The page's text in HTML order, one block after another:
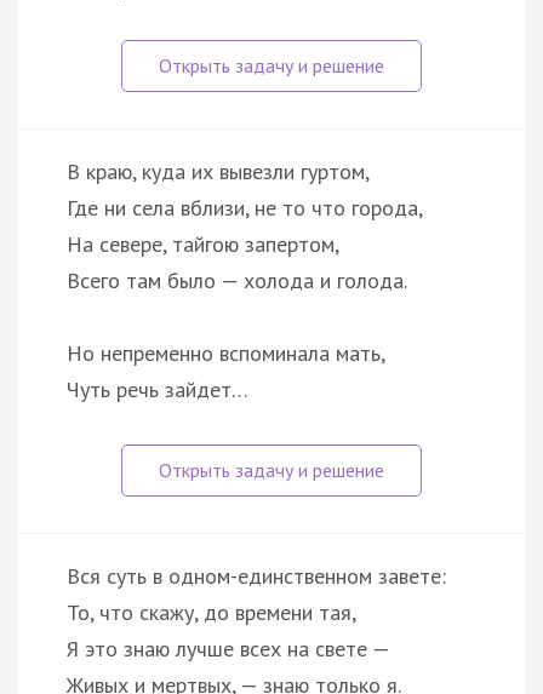
В краю, куда их вывезли гуртом,
Где ни села вблизи, не то что города,
На севере, тайгою запертом,
Всего там было — холода и голода.
Но непременно вспоминала мать,
Чуть речь зайдет…
Вся суть в одном-единственном завете:
То, что скажу, до времени тая,
Я это знаю лучше всех на свете —
Живых и мертвых, — знаю только я.